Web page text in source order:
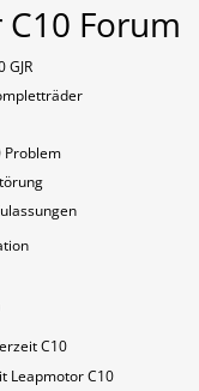
Forum
GJR
Problem
C10
Leapmotor C10